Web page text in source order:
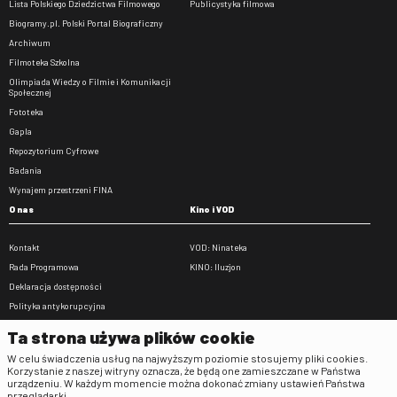
Lista Polskiego Dziedzictwa Filmowego
Biogramy.pl. Polski Portal Biograficzny
Archiwum
Filmoteka Szkolna
Olimpiada Wiedzy o Filmie i Komunikacji
Społecznej
Fototeka
Gapla
Repozytorium Cyfrowe
Badania
Wynajem przestrzeni FINA
Publicystyka filmowa
O nas
Kontakt
Rada Programowa
Deklaracja dostępności
Polityka antykorupcyjna
Zamówienia publiczne
Praca w FINA
Kino i VOD
VOD: Ninateka
KINO: Iluzjon
Regulaminy
Ta strona używa plików cookie
W celu świadczenia usług na najwyższym poziomie stosujemy pliki cookies.
Korzystanie z naszej witryny oznacza, że będą one zamieszczane w Państwa
urządzeniu. W każdym momencie można dokonać zmiany ustawień Państwa